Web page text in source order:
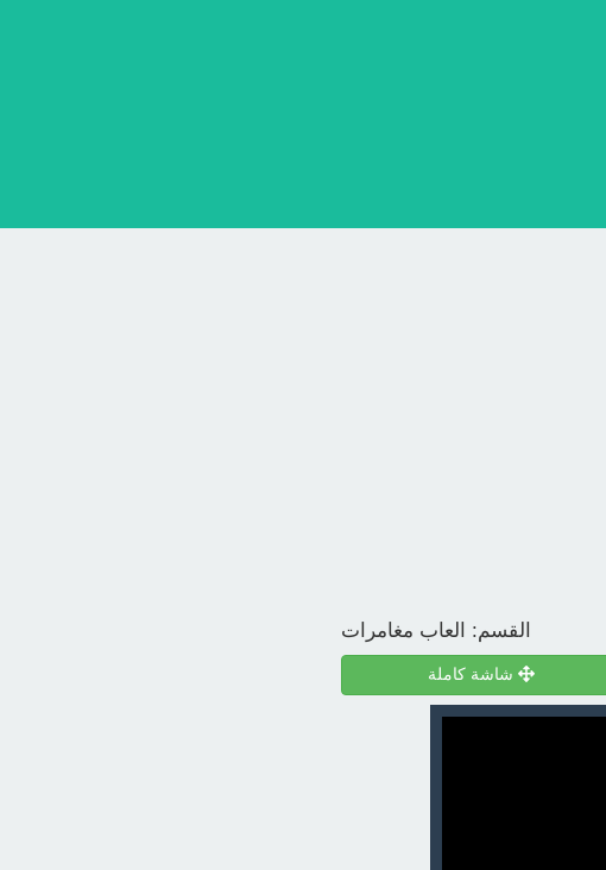
القسم: العاب مغامرات
شاشة كاملة